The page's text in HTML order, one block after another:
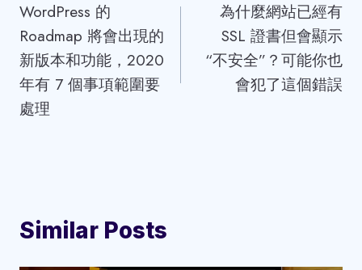
navigation
WordPress 的
Roadmap 將會出現的
新版本和功能，2020
年有 7 個事項範圍要
處理
為什麼網站已經有
SSL 證書但會顯示
“不安全”？可能你也
會犯了這個錯誤
Similar Posts